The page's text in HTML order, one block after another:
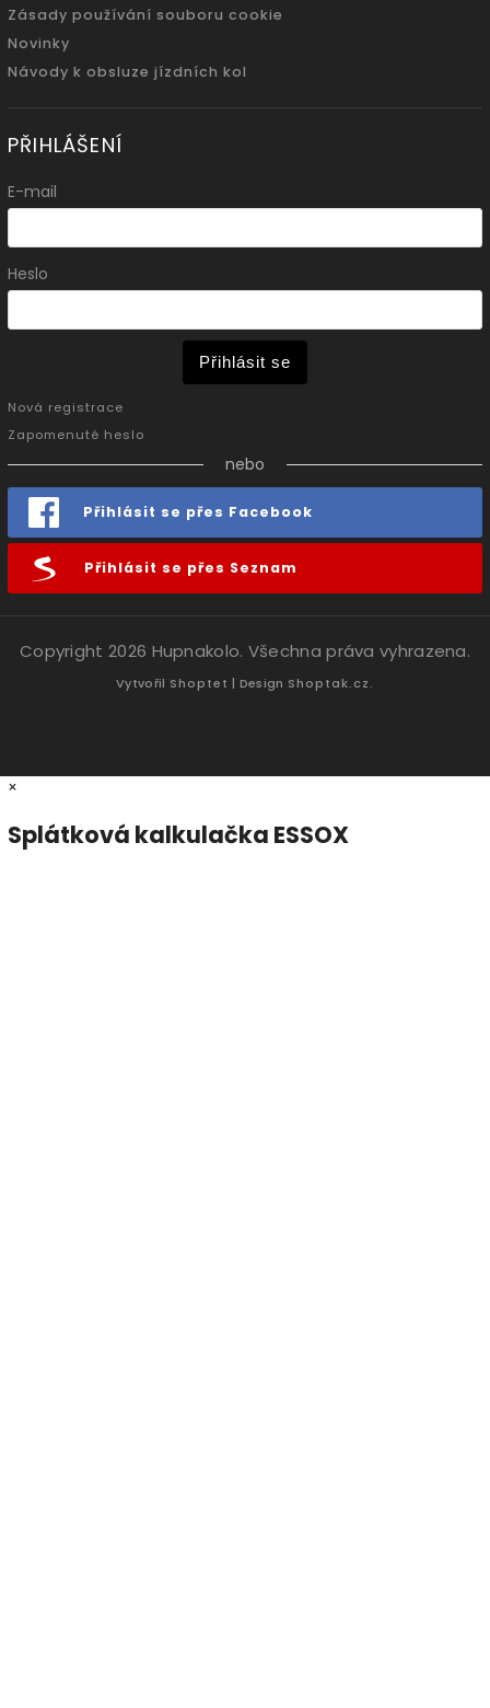
Zásady používání souboru cookie
Novinky
Návody k obsluze jízdních kol
PŘIHLÁŠENÍ
E-mail
Heslo
Přihlásit se
Nová registrace
Zapomenuté heslo
nebo
Přihlásit se přes Facebook
Přihlásit se přes Seznam
Copyright 2026 Hupnakolo. Všechna práva vyhrazena.
Vytvořil Shoptet | Design Shoptak.cz.
×
Splátková kalkulačka ESSOX